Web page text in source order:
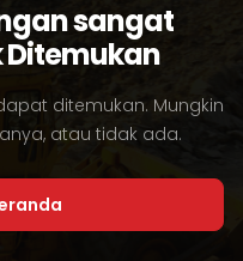
sangat
ditemukan. Mungkin
atau tidak ada.